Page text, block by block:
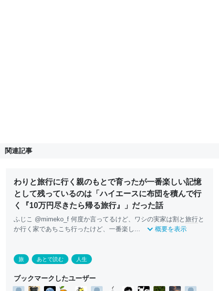
関連記事
わりと旅行に行く親のもとで育ったが一番楽しい記憶
として残っているのは「ハイエースに布団を積んで行
く『10万円尽きたら帰る旅行』」だった話
ふじこ @mimeko_f 何度か言ってるけど、ワシの実家は割と 旅行と
か行く家であちこち行ったけど、一番楽し...
概要を表示
旅 あとで読む 人生
ブックマークしたユーザー